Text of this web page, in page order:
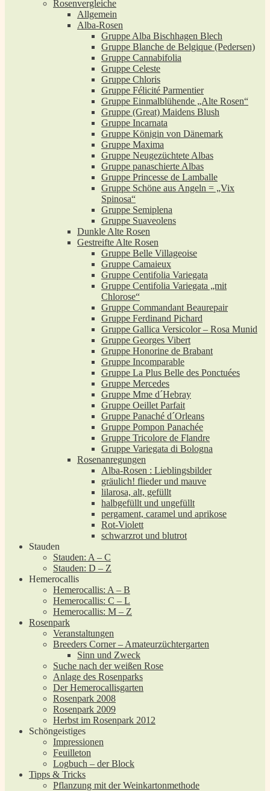
Rosenvergleiche
Allgemein
Alba-Rosen
Gruppe Alba Bischhagen Blech
Gruppe Blanche de Belgique (Pedersen)
Gruppe Cannabifolia
Gruppe Celeste
Gruppe Chloris
Gruppe Félicité Parmentier
Gruppe Einmalblühende „Alte Rosen“
Gruppe (Great) Maidens Blush
Gruppe Incarnata
Gruppe Königin von Dänemark
Gruppe Maxima
Gruppe Neugezüchtete Albas
Gruppe panaschierte Albas
Gruppe Princesse de Lamballe
Gruppe Schöne aus Angeln = „Vix
Spinosa“
Gruppe Semiplena
Gruppe Suaveolens
Dunkle Alte Rosen
Gestreifte Alte Rosen
Gruppe Belle Villageoise
Gruppe Camaieux
Gruppe Centifolia Variegata
Gruppe Centifolia Variegata „mit
Chlorose“
Gruppe Commandant Beaurepair
Gruppe Ferdinand Pichard
Gruppe Gallica Versicolor – Rosa Munid
Gruppe Georges Vibert
Gruppe Honorine de Brabant
Gruppe Incomparable
Gruppe La Plus Belle des Ponctuées
Gruppe Mercedes
Gruppe Mme d´Hebray
Gruppe Oeillet Parfait
Gruppe Panaché d´Orleans
Gruppe Pompon Panachée
Gruppe Tricolore de Flandre
Gruppe Variegata di Bologna
Rosenanregungen
Alba-Rosen : Lieblingsbilder
gräulich! flieder und mauve
lilarosa, alt, gefüllt
halbgefüllt und ungefüllt
pergament, caramel und aprikose
Rot-Violett
schwarzrot und blutrot
Stauden
Stauden: A – C
Stauden: D – Z
Hemerocallis
Hemerocallis: A – B
Hemerocallis: C – L
Hemerocallis: M – Z
Rosenpark
Veranstaltungen
Breeders Corner – Amateurzüchtergarten
Sinn und Zweck
Suche nach der weißen Rose
Anlage des Rosenparks
Der Hemerocallisgarten
Rosenpark 2008
Rosenpark 2009
Herbst im Rosenpark 2012
Schöngeistiges
Impressionen
Feuilleton
Logbuch – der Block
Tipps & Tricks
Pflanzung mit der Weinkartonmethode